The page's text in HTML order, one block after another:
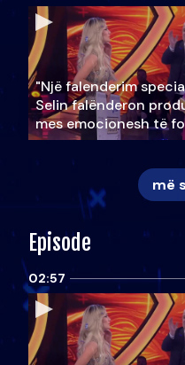
"Një falenderim
Selin falënderon
mes emocionesh të
më
Episode
02:57